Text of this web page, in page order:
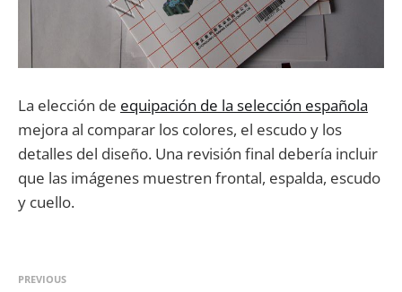
La elección de equipación de la selección española
mejora al comparar los colores, el escudo y los
detalles del diseño. Una revisión final debería incluir
que las imágenes muestren frontal, espalda, escudo
y cuello.
PREVIOUS